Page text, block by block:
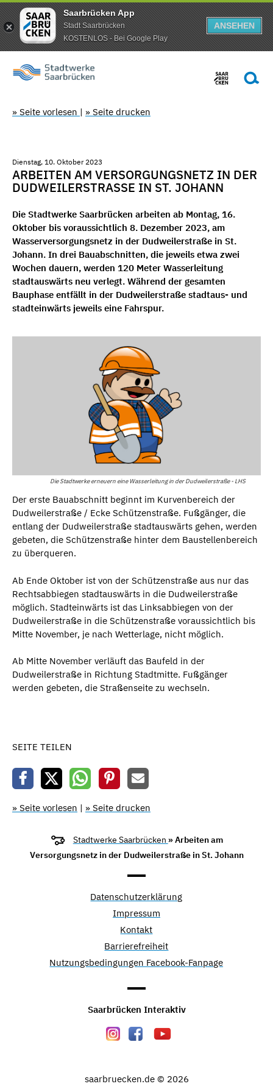
Saarbrücken App
Stadt Saarbrücken
KOSTENLOS - Bei Google Play
ANSEHEN
» Seite vorlesen | » Seite drucken
Dienstag, 10. Oktober 2023
ARBEITEN AM VERSORGUNGSNETZ IN DER
DUDWEILERSTRASSE IN ST. JOHANN
Die Stadtwerke Saarbrücken arbeiten ab Montag, 16.
Oktober bis voraussichtlich 8. Dezember 2023, am
Wasserversorgungsnetz in der Dudweilerstraße in St.
Johann. In drei Bauabschnitten, die jeweils etwa zwei
Wochen dauern, werden 120 Meter Wasserleitung
stadtauswärts neu verlegt. Während der gesamten
Bauphase entfällt in der Dudweilerstraße stadtaus- und
stadteinwärts jeweils eine Fahrspur.
Die Stadtwerke erneuern eine Wasserleitung in der Dudweilerstraße - LHS
Der erste Bauabschnitt beginnt im Kurvenbereich der
Dudweilerstraße / Ecke Schützenstraße. Fußgänger, die
entlang der Dudweilerstraße stadtauswärts gehen, werden
gebeten, die Schützenstraße hinter dem Baustellenbereich
zu überqueren.
Ab Ende Oktober ist von der Schützenstraße aus nur das
Rechtsabbiegen stadtauswärts in die Dudweilerstraße
möglich. Stadteinwärts ist das Linksabbiegen von der
Dudweilerstraße in die Schützenstraße voraussichtlich bis
Mitte November, je nach Wetterlage, nicht möglich.
Ab Mitte November verläuft das Baufeld in der
Dudweilerstraße in Richtung Stadtmitte. Fußgänger
werden gebeten, die Straßenseite zu wechseln.
SEITE TEILEN
» Seite vorlesen | » Seite drucken
Stadtwerke Saarbrücken » Arbeiten am
Versorgungsnetz in der Dudweilerstraße in St. Johann
Datenschutzerklärung
Impressum
Kontakt
Barrierefreiheit
Nutzungsbedingungen Facebook-Fanpage
Saarbrücken Interaktiv
saarbruecken.de © 2026